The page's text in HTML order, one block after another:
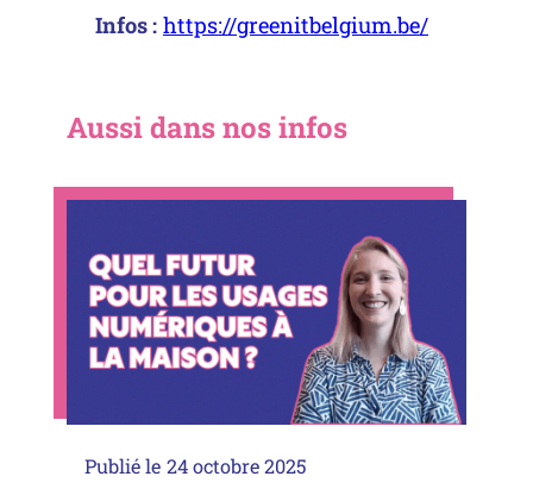
Infos : https://greenitbelgium.be/
Aussi dans nos infos
Publié le 24 octobre 2025